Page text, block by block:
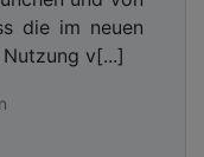
die im neuen
v[...]